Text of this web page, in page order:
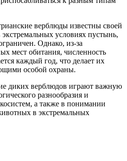
верблюды известны своей
условиях пустынь,
Однако, из-за
мест обитания, численность
каждый год, что делает их
особой охраны.
диких верблюдов играют важную
разнообразия и
а также в понимании
в экстремальных